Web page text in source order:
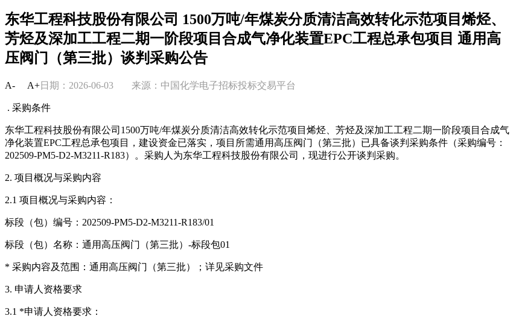
东华工程科技股份有限公司 1500万吨/年煤炭分质清洁高效转化示范项目烯烃、
芳烃及深加工工程二期一阶段项目合成气净化装置EPC工程总承包项目 通用高
压阀门（第三批）谈判采购公告
A- A+日期：2026-06-03 来源：中国化学电子招标投标交易平台
. 采购条件
东华工程科技股份有限公司1500万吨/年煤炭分质清洁高效转化示范项目烯烃、芳烃及深加工工程二期一阶段项目合成气
净化装置EPC工程总承包项目，建设资金已落实，项目所需通用高压阀门（第三批）已具备谈判采购条件（采购编号：
202509-PM5-D2-M3211-R183）。采购人为东华工程科技股份有限公司，现进行公开谈判采购。
2. 项目概况与采购内容
2.1 项目概况与采购内容：
标段（包）编号：202509-PM5-D2-M3211-R183/01
标段（包）名称：通用高压阀门（第三批）-标段包01
* 采购内容及范围：通用高压阀门（第三批）；详见采购文件
3. 申请人资格要求
3.1 *申请人资格要求：